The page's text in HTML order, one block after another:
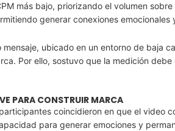
más bajo, priorizando el volumen
generar conexiones emocionales
ubicado en un entorno de baja
Por ello, sostuvo que la medición
PARA CONSTRUIR MARCA
coincidieron en que el video
para generar emociones y